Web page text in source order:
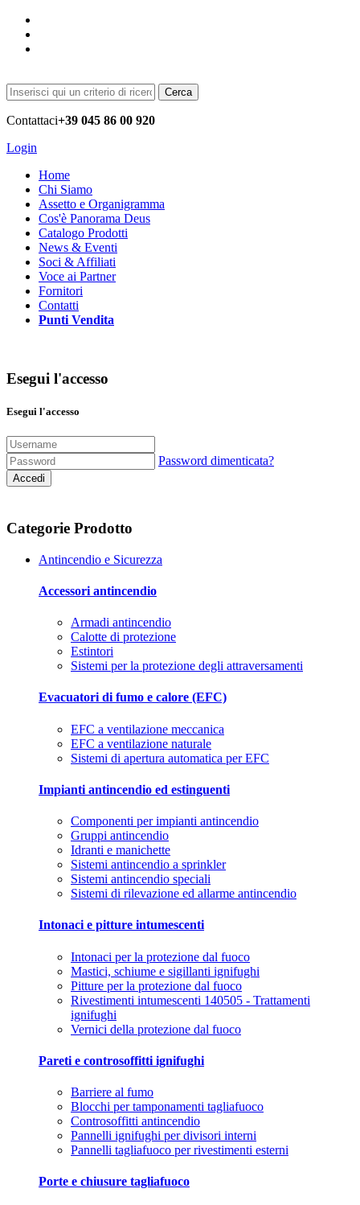
Cerca
Contattaci+39 045 86 00 920
Login
Home
Chi Siamo
Assetto e Organigramma
Cos'è Panorama Deus
Catalogo Prodotti
News & Eventi
Soci & Affiliati
Voce ai Partner
Fornitori
Contatti
Punti Vendita
Esegui l'accesso
Esegui l'accesso
Password dimenticata?
Accedi
Categorie Prodotto
Antincendio e Sicurezza
Accessori antincendio
Armadi antincendio
Calotte di protezione
Estintori
Sistemi per la protezione degli attraversamenti
Evacuatori di fumo e calore (EFC)
EFC a ventilazione meccanica
EFC a ventilazione naturale
Sistemi di apertura automatica per EFC
Impianti antincendio ed estinguenti
Componenti per impianti antincendio
Gruppi antincendio
Idranti e manichette
Sistemi antincendio a sprinkler
Sistemi antincendio speciali
Sistemi di rilevazione ed allarme antincendio
Intonaci e pitture intumescenti
Intonaci per la protezione dal fuoco
Mastici, schiume e sigillanti ignifughi
Pitture per la protezione dal fuoco
Rivestimenti intumescenti 140505 - Trattamenti
ignifughi
Vernici della protezione dal fuoco
Pareti e controsoffitti ignifughi
Barriere al fumo
Blocchi per tamponamenti tagliafuoco
Controsoffitti antincendio
Pannelli ignifughi per divisori interni
Pannelli tagliafuoco per rivestimenti esterni
Porte e chiusure tagliafuoco